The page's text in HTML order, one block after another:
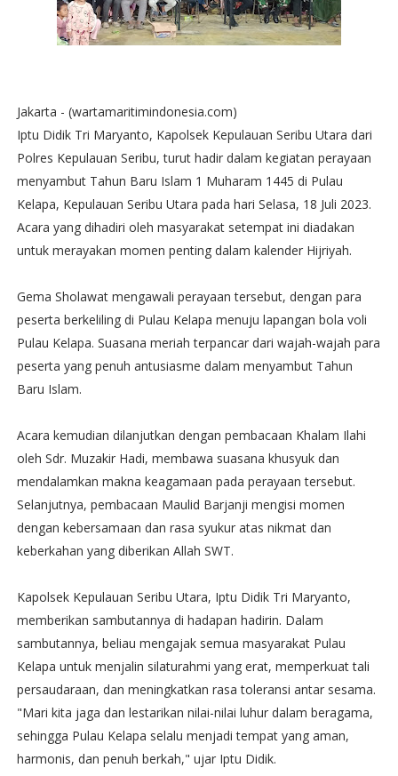
Jakarta - (wartamaritimindonesia.com)
Iptu Didik Tri Maryanto, Kapolsek Kepulauan Seribu Utara dari
Polres Kepulauan Seribu, turut hadir dalam kegiatan perayaan
menyambut Tahun Baru Islam 1 Muharam 1445 di Pulau
Kelapa, Kepulauan Seribu Utara pada hari Selasa, 18 Juli 2023.
Acara yang dihadiri oleh masyarakat setempat ini diadakan
untuk merayakan momen penting dalam kalender Hijriyah.
Gema Sholawat mengawali perayaan tersebut, dengan para
peserta berkeliling di Pulau Kelapa menuju lapangan bola voli
Pulau Kelapa. Suasana meriah terpancar dari wajah-wajah para
peserta yang penuh antusiasme dalam menyambut Tahun
Baru Islam.
Acara kemudian dilanjutkan dengan pembacaan Khalam Ilahi
oleh Sdr. Muzakir Hadi, membawa suasana khusyuk dan
mendalamkan makna keagamaan pada perayaan tersebut.
Selanjutnya, pembacaan Maulid Barjanji mengisi momen
dengan kebersamaan dan rasa syukur atas nikmat dan
keberkahan yang diberikan Allah SWT.
Kapolsek Kepulauan Seribu Utara, Iptu Didik Tri Maryanto,
memberikan sambutannya di hadapan hadirin. Dalam
sambutannya, beliau mengajak semua masyarakat Pulau
Kelapa untuk menjalin silaturahmi yang erat, memperkuat tali
persaudaraan, dan meningkatkan rasa toleransi antar sesama.
"Mari kita jaga dan lestarikan nilai-nilai luhur dalam beragama,
sehingga Pulau Kelapa selalu menjadi tempat yang aman,
harmonis, dan penuh berkah," ujar Iptu Didik.